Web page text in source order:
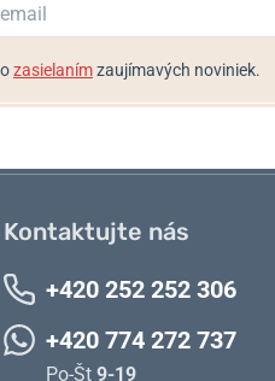
zasielanímzaujímavých noviniek.
Kontaktujte nás
+420 252 252 306
+420 774 272 737
Po-Št 9-19